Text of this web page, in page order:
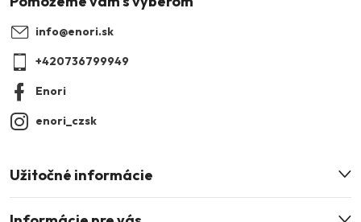
Užitočné informácie
info@enori.sk
+420736799949
Enori
enori_czsk